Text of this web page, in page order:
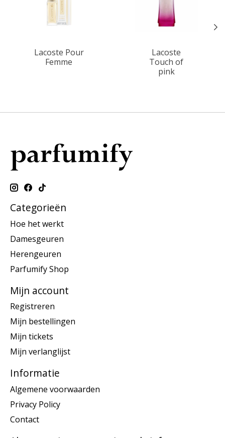
Lacoste Pour
Femme
Lacoste
Touch of
pink
Categorieën
Hoe het werkt
Damesgeuren
Herengeuren
Parfumify Shop
Mijn account
Registreren
Mijn bestellingen
Mijn tickets
Mijn verlanglijst
Informatie
Algemene voorwaarden
Privacy Policy
Contact